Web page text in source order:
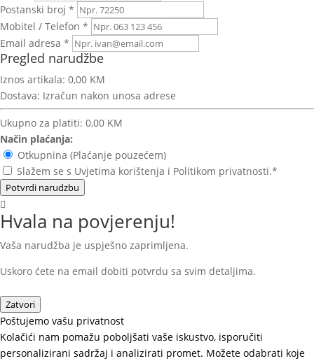
Postanski broj *
Mobitel / Telefon *
Email adresa *
Pregled narudžbe
Iznos artikala: 0,00 KM
Dostava: Izračun nakon unosa adrese
Ukupno za platiti: 0,00 KM
Način plaćanja:
Otkupnina (Plaćanje pouzećem)
Slažem se s Uvjetima korištenja i Politikom privatnosti.*
Potvrdi narudzbu
Hvala na povjerenju!
Vaša narudžba je uspješno zaprimljena.
Uskoro ćete na email dobiti potvrdu sa svim detaljima.
Zatvori
Poštujemo vašu privatnost
Kolačići nam pomažu poboljšati vaše iskustvo, isporučiti
personalizirani sadržaj i analizirati promet. Možete odabrati koje